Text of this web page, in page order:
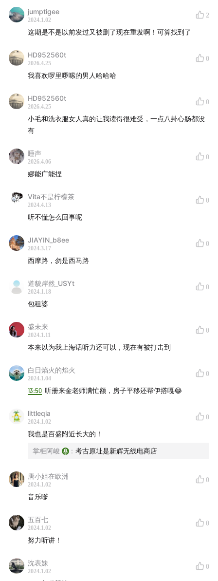
这个是我发觉的，不仅仅是上海人的，碰到重要的事情
不响，老婆跟他吵架男的不响。上海人一天“不响”要好
几次呢，它不是你有意造出来的对吧？比如我跟领导说
了半天，领导不响；我妈说我说半天，我根本不响的，
它这两个字就是有种代表意义，就是上海人比较讲效
上海人原来“走路”叫作“跑路”的，就是意思这地方的节奏
要比别的地方快一些，就比如说你现在看那种旧电影里
还有一个就是有事没事就是吃饭。我们身边所有的人，
什么时候碰个头，那就是吃饭，重要的事情也是吃饭，
没重要的事情也是吃饭。所以说这两样东西，“不响”和
“饭局”，是城市人的特点。重大的事情碰到都不响的，
家里客厅里有客人吗？都在外面碰头的呀。你们年轻的
们年轻的人都是拼桌了，更加经济节约了吃个套餐，我
们这代人么是都要冷盘和热炒的。
00:05:18关于上海的马路和居民区，金宇澄的话：
我是在陕西路百盛，就是现在陕西路淮海路的地方长大
的。因为上海呢它是由各个小环境组成的。我书里所写
干山路，它们以前都是跟它们周边的工厂有关系。上海
以前就像静安区也有很多工厂的。你像现在最出名的地
茂名路上工厂有许多。工厂多了，它周围的居民就在这
个厂里上班。你像以前田子坊里也有厂的，它工厂和居
jumptigee
2024.1.02
2
这期是不是以前发过又被删了现在重发啊！可算找到了
HD952560t
2026.4.25
0
我喜欢啰里啰嗦的男人哈哈哈
HD952560t
2026.4.25
0
小毛和洗衣服女人真的让我读得很难受，一点八卦心肠都没
有
睡声
2026.4.06
0
娜能广能捏
Vita不是柠檬茶
2024.4.13
0
听不懂怎么回事呢
JIAYIN_b8ee
2024.3.17
0
西摩路，勿是西马路
道貌岸然_USYt
2024.1.18
0
包租婆
盛未来
2024.1.11
0
本来以为我上海话听力还可以，现在有被打击到
白日焰火的焰火
2024.1.04
0
13:50 听册来金老师满忙额，房子平移还帮伊搭嘎😂
littleqia
2024.1.02
0
我也是百盛附近长大的！
掌柜阿峻 : 考古原址是新辉无线电商店
唐小姐在欧洲
2024.1.02
0
音乐嗲
五百七
2024.1.02
0
努力听讲！
沈表妹
2024.1.02
0